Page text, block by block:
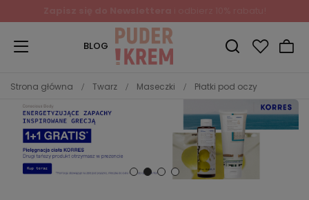
BLOG
Strona główna Twarz Maseczki Płatki pod oczy